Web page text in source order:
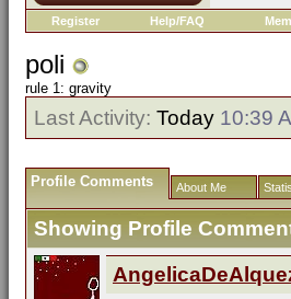
Register Help/FAQ
poli
rule 1: gravity
Last Activity: Today 10:39
Profile Comments About Me
Showing Profile